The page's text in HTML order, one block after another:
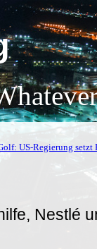
US-Regierung setzt
Nestlé